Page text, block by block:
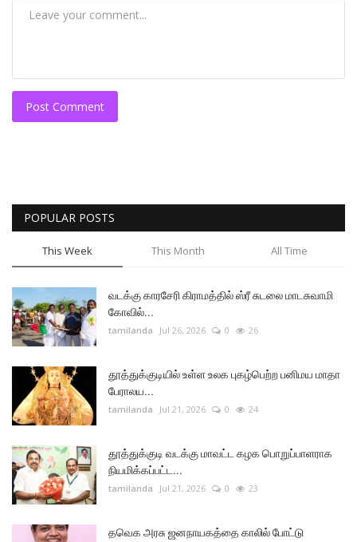
Post Comment
POPULAR POSTS
This Week This Month All Time
வடக்கு காரசேரி கிராமத்தில் ஸ்ரீ சுடலை மாடசுவாமி
கோவில்...
tamilanda Jul 26, 2026 0 26
தூத்துக்குடியில் உள்ள உலக புகழ்பெற்ற பனிமய மாதா
பேராலய...
tamilanda Jul 21, 2026 0 24
தூத்துக்குடி வடக்கு மாவட்ட கழக பொறுப்பாளராக
நியமிக்கப்பட்ட...
tamilanda Jul 21, 2026 0 23
தவெக அரசு ஜனநாயகத்தை காலில் போட்டு